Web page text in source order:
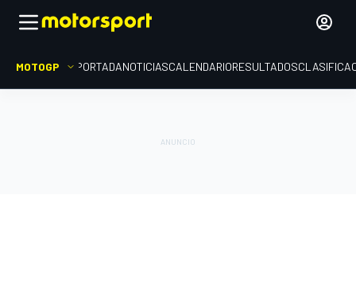
MOTOGP PORTADANOTICIASCALENDARIORESULTADOS